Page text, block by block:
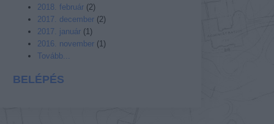
2018. február (2)
2017. december (2)
2017. január (1)
2016. november (1)
Tovább...
BELÉPÉS